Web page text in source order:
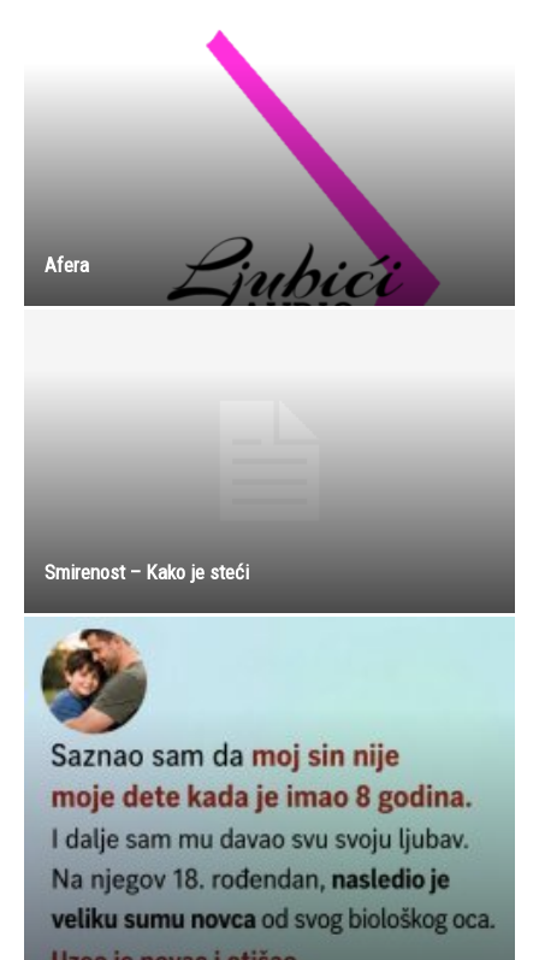
Afera
Smirenost – Kako je steći